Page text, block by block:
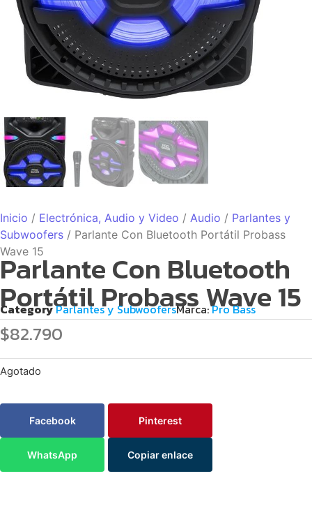
Inicio / Electrónica, Audio y Video / Audio / Parlantes y
Subwoofers / Parlante Con Bluetooth Portátil Probass
Wave 15
Parlante Con Bluetooth
Portátil Probass Wave 15
CategoryParlantes y SubwoofersMarca:Pro Bass
$82.790
Agotado
Facebook Pinterest
WhatsApp Copiar enlace